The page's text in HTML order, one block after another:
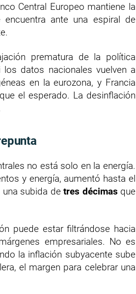
Central Europeo mantiene la
ante una espiral de
prematura de la política
datos nacionales vuelven a
en la eurozona, y Francia
el esperado. La desinflación
no está solo en la energía.
y energía, aumentó hasta el
subida detres décimas que
puede estar filtrándose hacia
empresariales. No es
la inflación subyacente sube
el margen para celebrar una